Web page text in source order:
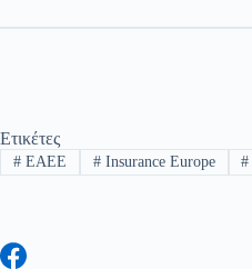
Ετικέτες
#EAEE #Insurance Europe #